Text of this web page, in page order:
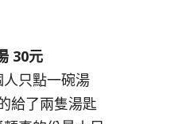
30元
只點一碗湯
給了兩隻湯匙